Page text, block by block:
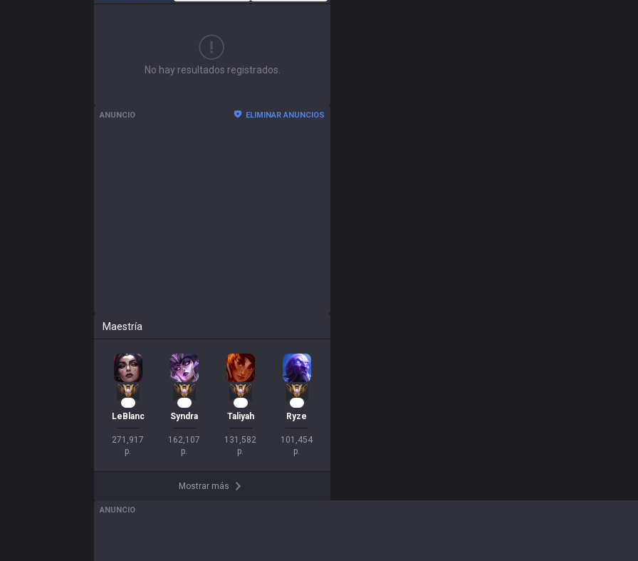
No hay resultados registrados.
ANUNCIO ELIMINAR ANUNCIOS
Maestría
LeBlanc
271,917
p.
Syndra
162,107
p.
Taliyah
131,582
p.
Ryze
101,454
p.
Mostrar más
ANUNCIO